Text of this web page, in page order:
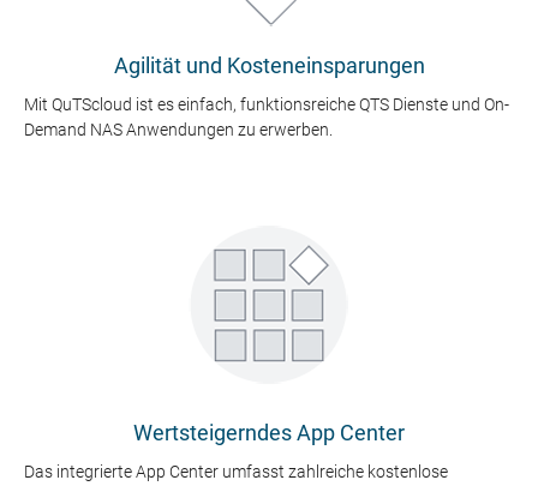
Agilität und Kosteneinsparungen
Mit QuTScloud ist es einfach, funktionsreiche QTS Dienste und On-
Demand NAS Anwendungen zu erwerben.
Wertsteigerndes App Center
Das integrierte App Center umfasst zahlreiche kostenlose